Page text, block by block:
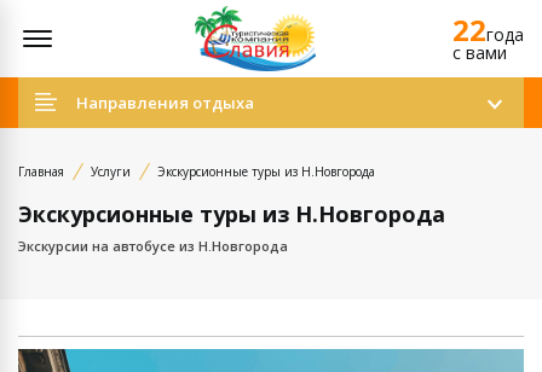
22года
c вами
Направления отдыха
Главная Услуги Экскурсионные туры из Н.Новгорода
Экскурсионные туры из Н.Новгорода
Экскурсии на автобусе из Н.Новгорода